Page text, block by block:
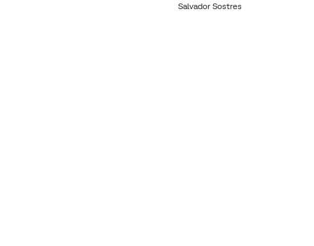
Salvador Sostres